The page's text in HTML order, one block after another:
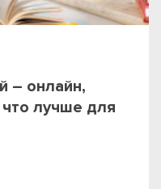
– онлайн,
что лучше для